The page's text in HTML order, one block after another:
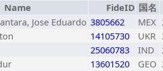
Name FideID 国名
Jose Eduardo 3805662 MEX
14105730 UKR
25060783 IND
13601520 GEO